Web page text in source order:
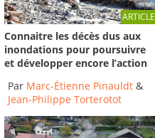
ARTICLE
Connaitre les décès dus aux
inondations pour poursuivre
et développer encore l’action
Par Marc-Étienne Pinauldt &
Jean-Philippe Torterotot